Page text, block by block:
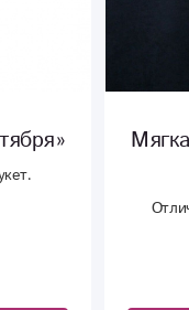
Мягкая
Отлично